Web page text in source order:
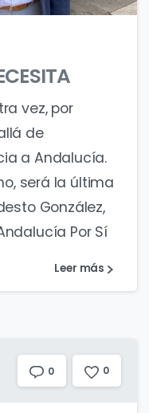
vez, por
de
a Andalucía.
será la última
González,
Por Sí
Leer más
0 0